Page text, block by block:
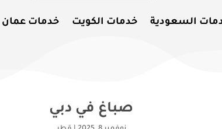
السعودية خدمات الكويت خدمات عمان
صباغ في دبي